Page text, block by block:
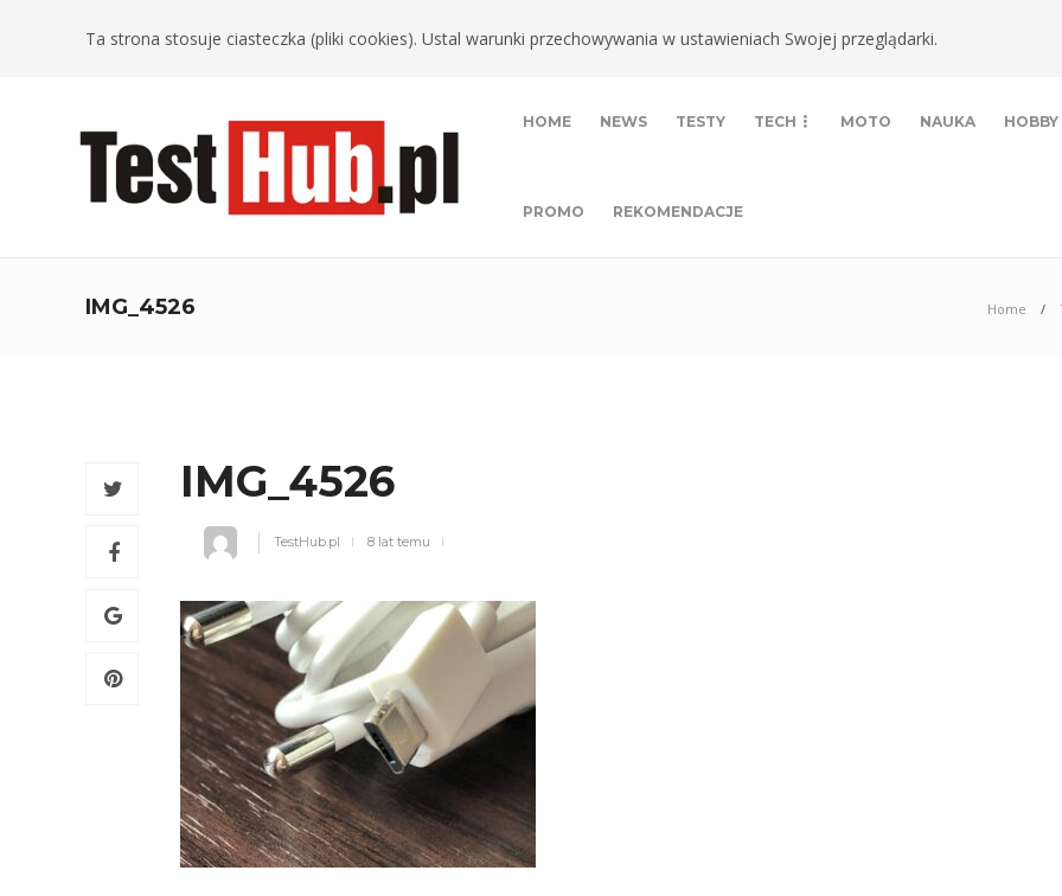
Ta strona stosuje ciasteczka (pliki cookies). Ustal warunki przechowywania w ustawieniach Swojej przeglądarki.
HOME NEWS TESTY TECH MOTO NAUKA HOBBY
PROMO REKOMENDACJE
IMG_4526 Home
IMG_4526
TestHub.pl 8 lat temu